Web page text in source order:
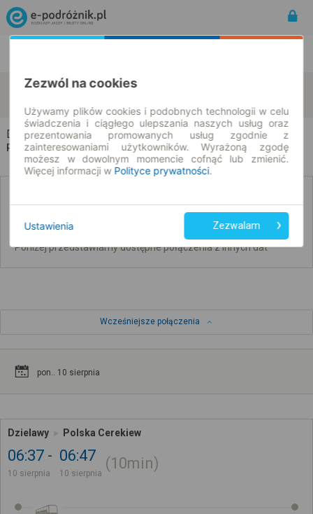
Dzielawy Polska Cerekiew
Dzielawy → Polska Cerekiew
Rozkład jazdy i bilety
Poniżej przedstawiamy dostępne połączenia z innych dat
Wcześniejsze połączenia
pon.. 10 sierpnia
Dzielawy Polska Cerekiew
06:37
10 sierpnia
06:47
10 sierpnia
10min
Zezwól na cookies
Używamy plików cookies i podobnych technologii w celu
świadczenia i ciągłego ulepszania naszych usług oraz
prezentowania promowanych usług zgodnie z
zainteresowaniami użytkowników. Wyrażoną zgodę
możesz w dowolnym momencie cofnąć lub zmienić.
Więcej informacji w Polityce prywatności.
Ustawienia Zezwalam